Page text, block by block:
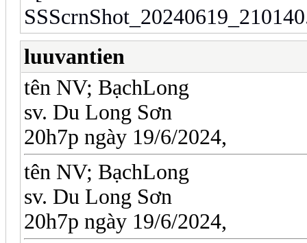
luuvantien
tên NV; BạchLong
sv. Du Long Sơn
20h7p ngày 19/6/2024,
tên NV; BạchLong
sv. Du Long Sơn
20h7p ngày 19/6/2024,